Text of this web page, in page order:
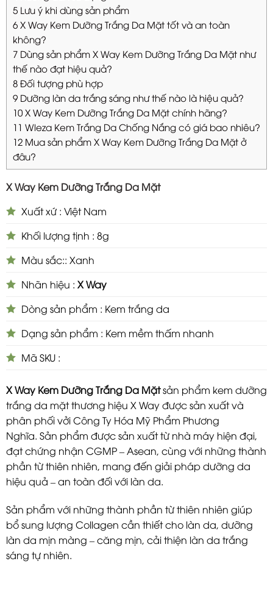
5 Lưu ý khi dùng sản phẩm
6 X Way Kem Dưỡng Trắng Da Mặt tốt và an toàn
không?
7 Dùng sản phẩm X Way Kem Dưỡng Trắng Da Mặt như
thế nào đạt hiệu quả?
8 Đối tượng phù hợp
9 Dưỡng làn da trắng sáng như thế nào là hiệu quả?
10 X Way Kem Dưỡng Trắng Da Mặt chính hãng?
11 Wleza Kem Trắng Da Chống Nắng có giá bao nhiêu?
12 Mua sản phẩm X Way Kem Dưỡng Trắng Da Mặt ở
đâu?
X Way Kem Dưỡng Trắng Da Mặt
Xuất xứ : Việt Nam
Khối lượng tịnh : 8g
Màu sắc:: Xanh
Nhãn hiệu : X Way
Dòng sản phẩm : Kem trắng da
Dạng sản phẩm : Kem mềm thấm nhanh
Mã SKU :
X Way Kem Dưỡng Trắng Da Mặtsản phẩm kem dưỡng
trắng da mặt thương hiệu X Way được sản xuất và
phân phối vởi Công Ty Hóa Mỹ Phẩm Phương
Nghĩa. Sản phẩm được sản xuất từ nhà máy hiện đại,
đạt chứng nhận CGMP – Asean, cùng với những thành
phần từ thiên nhiên, mang đến giải pháp dưỡng da
hiệu quả – an toàn đối với làn da.
Sản phẩm với những thành phần từ thiên nhiên giúp
bổ sung lượng Collagen cần thiết cho làn da, dưỡng
làn da mịn màng – căng mịn, cải thiện làn da trắng
sáng tự nhiên.